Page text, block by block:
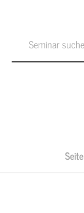
Seite